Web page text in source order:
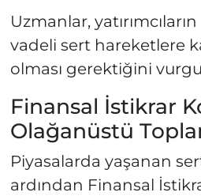
Uzmanlar,
vadeli sert hareketlere
olması gerektiğini
Finansal İstikrar
Olağanüstü
Piyasalarda yaşanan
ardından Finansal